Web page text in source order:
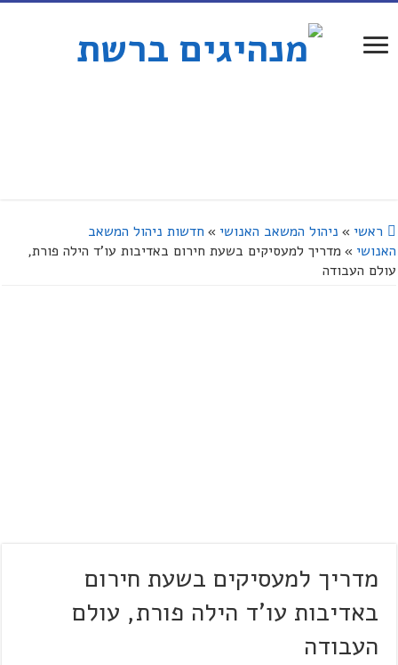
ראשי » ניהול המשאב האנושי » חדשות ניהול המשאב
האנושי » מדריך למעסיקים בשעת חירום באדיבות עו'ד הילה פורת,
עולם העבודה
מדריך למעסיקים בשעת חירום
באדיבות עו'ד הילה פורת, עולם
העבודה